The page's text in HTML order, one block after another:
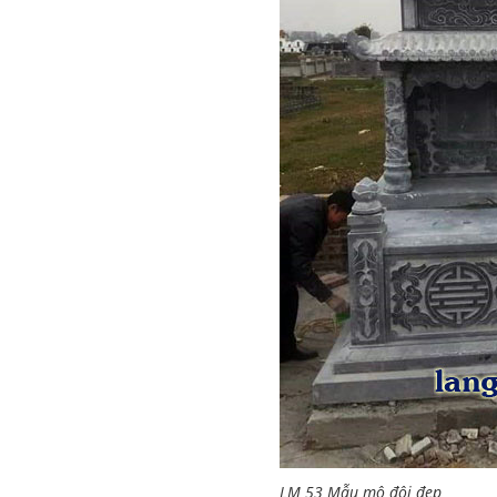
LM 53 Mẫu mộ đôi đẹp